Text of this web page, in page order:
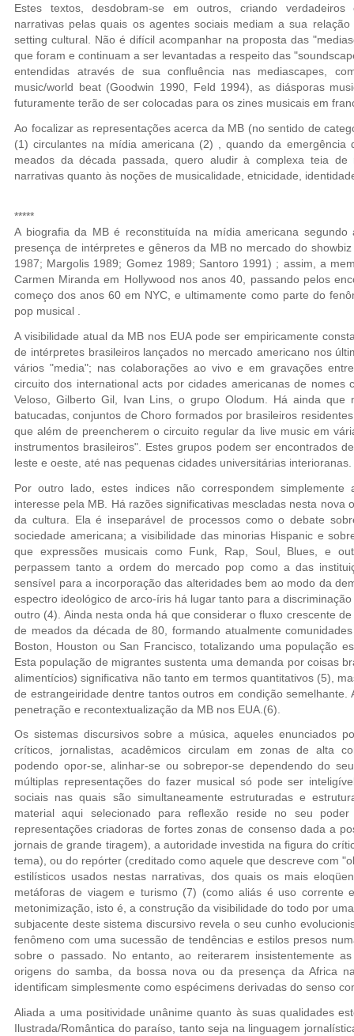
Estes textos, desdobram-se em outros, criando verdadeiros
narrativas pelas quais os agentes sociais mediam a sua
setting cultural. Não é difícil acompanhar na proposta das
que foram e continuam a ser levantadas a respeito das
entendidas através de sua confluência nas mediascapes,
music/world beat (Goodwin 1990, Feld 1994), as diásporas
futuramente terão de ser colocadas para os zines musicais em
Ao focalizar as representações acerca da MB (no sentido de
(1) circulantes na mídia americana (2) , quando da emergência
meados da década passada, quero aludir à complexa teia
narrativas quanto às noções de musicalidade, etnicidade,
*****
A biografia da MB é reconstituída na mídia americana
presença de intérpretes e gêneros da MB no mercado do
1987; Margolis 1989; Gomez 1989; Santoro 1991) ; assim, a
Carmen Miranda em Hollywood nos anos 40, passando pelos
começo dos anos 60 em NYC, e ultimamente como parte do
pop musical .
A visibilidade atual da MB nos EUA pode ser empiricamente
de intérpretes brasileiros lançados no mercado americano nos
vários "media"; nas colaborações ao vivo e em gravações
circuito dos international acts por cidades americanas de nomes
Veloso, Gilberto Gil, Ivan Lins, o grupo Olodum. Há ainda que
batucadas, conjuntos de Choro formados por brasileiros
que além de preencherem o circuito regular da live music em
instrumentos brasileiros". Estes grupos podem ser encontrados
leste e oeste, até nas pequenas cidades universitárias interioranas.
Por outro lado, estes indices não correspondem
interesse pela MB. Há razões significativas mescladas nesta nova
da cultura. Ela é inseparável de processos como o debate
sociedade americana; a visibilidade das minorias Hispanic e
que expressões musicais como Funk, Rap, Soul, Blues, e
perpassem tanto a ordem do mercado pop como a das
sensível para a incorporação das alteridades bem ao modo da
espectro ideológico de arco-íris há lugar tanto para a
outro (4). Ainda nesta onda há que considerar o fluxo crescente
de meados da década de 80, formando atualmente
Boston, Houston ou San Francisco, totalizando uma população
Esta população de migrantes sustenta uma demanda por coisas
alimentícios) significativa não tanto em termos quantitativos (5),
de estrangeiridade dentre tantos outros em condição
penetração e recontextualização da MB nos EUA.(6).
Os sistemas discursivos sobre a música, aqueles enunciados
críticos, jornalistas, acadêmicos circulam em zonas de alta
podendo opor-se, alinhar-se ou sobrepor-se dependendo do
múltiplas representações do fazer musical só pode ser
sociais nas quais são simultaneamente estruturadas e
material aqui selecionado para reflexão reside no seu
representações criadoras de fortes zonas de consenso dada a
jornais de grande tiragem), a autoridade investida na figura do
tema), ou do repórter (creditado como aquele que descreve com
estilísticos usados nestas narrativas, dos quais os mais
metáforas de viagem e turismo (7) (como aliás é uso corrente
metonimização, isto é, a construção da visibilidade do todo por
subjacente deste sistema discursivo revela o seu cunho
fenômeno com uma sucessão de tendências e estilos presos
sobre o passado. No entanto, ao reiterarem insistentemente
origens do samba, da bossa nova ou da presença da Africa
identificam simplesmente como espécimens derivadas do senso
Aliada a uma positividade unânime quanto às suas qualidades
Ilustrada/Romântica do paraíso, tanto seja na linguagem